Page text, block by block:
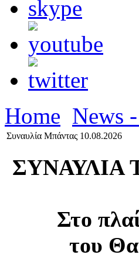
Home News
Συναυλία Μπάντας 10.08.2026
Στο
του